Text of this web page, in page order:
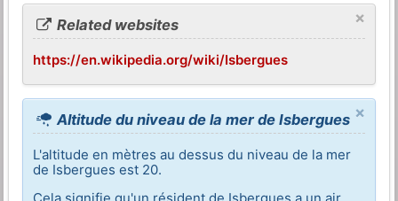
×
Related websites
https://en.wikipedia.org/wiki/Isbergues
×
Altitude du niveau de la mer de Isbergues
L'altitude en mètres au dessus du niveau de la mer
de Isbergues est 20.